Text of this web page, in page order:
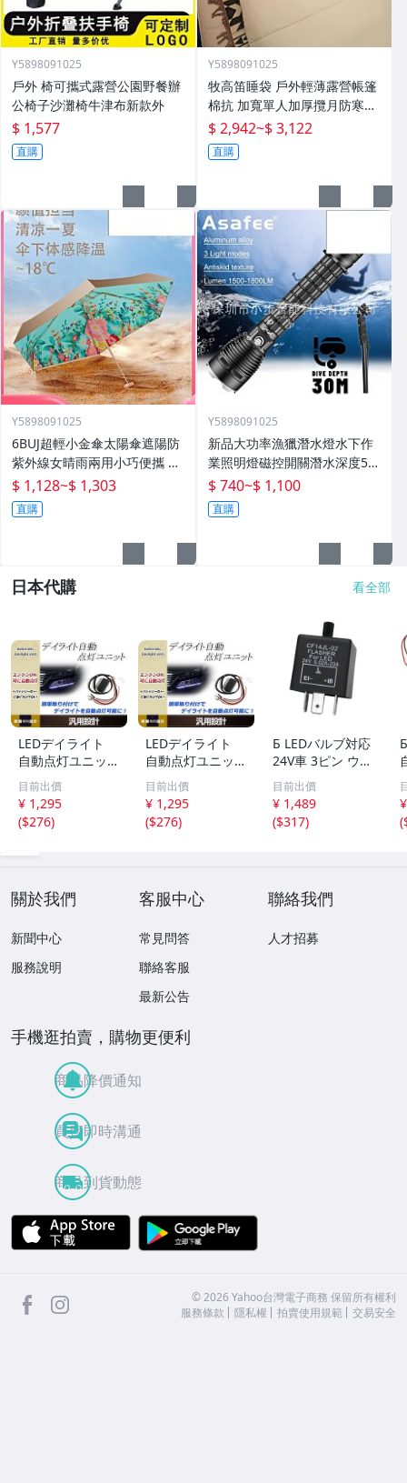
Y5898091025
戶外 椅可攜式露營公園野餐辦
公椅子沙灘椅牛津布新款外
$ 1,577
直購
Y5898091025
牧高笛睡袋 戶外輕薄露營帳篷
棉抗 加寬單人加厚攬月防寒被
子
$ 2,942~$ 3,122
直購
Y5898091025
6BUJ超輕小金傘太陽傘遮陽防
紫外線女晴雨兩用小巧便攜 五
折傘
$ 1,128~$ 1,303
直購
Y5898091025
新品大功率漁獵潛水燈水下作
業照明燈磁控開關潛水深度50
米高流明
$ 740~$ 1,100
直購
日本代購 看全部
LEDデイライト
自動点灯ユニット
減光機能付き 12V
車専用 エンジン
ON連動 ポジショ
ン フォグランプ
目前出價
¥ 1,295
($276)
LEDデイライト
自動点灯ユニット
減光機能付き 12V
車専用 エンジン
ON連動 ポジショ
ン フォグランプ
目前出價
¥ 1,295
($276)
Б LEDバルブ対応
24V車 3ピン ウイ
ンカーリレー 速
度調整 無段階調
整可能 カチカチ
音内蔵 スピーカ
目前出價
¥ 1,489
($317)
(
關於我們
新聞中心
服務說明
客服中心
常見問答
聯絡客服
最新公告
聯絡我們
人才招募
手機逛拍賣，購物更便利
商品降價通知
買賣即時溝通
商品到貨動態
APP Store
facebook ©2026 Yahoo台灣電子商務 保留所有權利
服務條款
隱私權 拍賣使用規範 交易安全